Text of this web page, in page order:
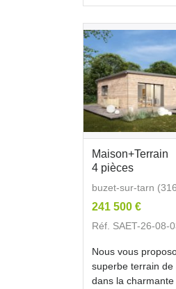
Maison+Terrain
4 pièces
buzet-sur-tarn
241 500 €
Réf. SAET-26-08-
Nous vous
superbe terrain de
dans la charmante